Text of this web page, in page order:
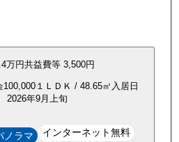
万円共益費等 3,500円
100,000 １ＬＤＫ / 48.65㎡ 入居日
2026年9月上旬
ノラマ インターネット無料